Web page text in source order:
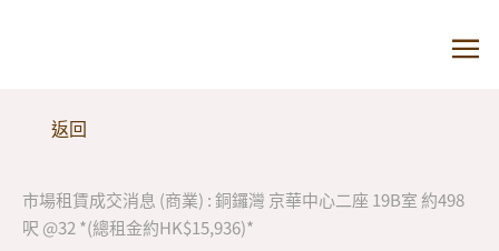
返回
市場租賃成交消息 (商業) : 銅鑼灣 京華中心二座 19B室 約498
呎 @32 *(總租金約HK$15,936)*